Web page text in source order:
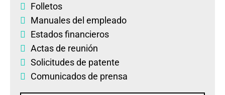
Folletos
Manuales del empleado
Estados financieros
Actas de reunión
Solicitudes de patente
Comunicados de prensa